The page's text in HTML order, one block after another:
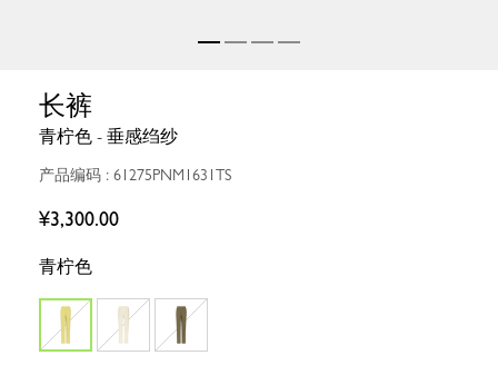
长裤
青柠色 - 垂感绉纱
产品编码 : 61275PNM1631TS
¥3,300.00
青柠色